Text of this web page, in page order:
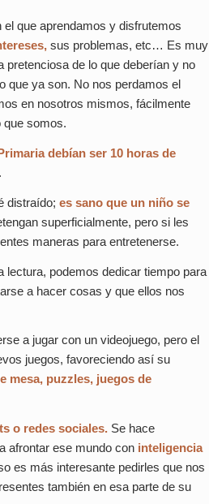
que aprendamos y disfrutemos
sus problemas, etc… Es muy
pretenciosa de lo que deberían y no
que ya son. No nos perdamos el
en nosotros mismos, fácilmente
que somos.
debían ser 10 horas de
distraído;es sano que un niño se
superficialmente, pero si les
maneras para entretenerse.
podemos dedicar tiempo para
a hacer cosas y que ellos nos
a jugar con un videojuego, pero el
juegos, favoreciendo así su
mesa, puzzles, juegos de
o redes sociales. Se hace
afrontar ese mundo con inteligencia
es más interesante pedirles que nos
también en esa parte de su